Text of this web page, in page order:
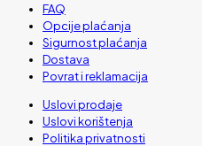
FAQ
Opcije plaćanja
Sigurnost plaćanja
Dostava
Povrat i reklamacija
Uslovi prodaje
Uslovi korištenja
Politika privatnosti